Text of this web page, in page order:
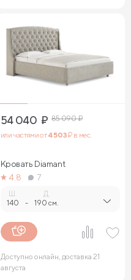
54 040 ₽ 85 090₽
или частями от4 503₽ в мес.
Кровать Diamant
4.8
7
140 -
Д.
190 см.
Доступно онлайн, доставка 21
августа